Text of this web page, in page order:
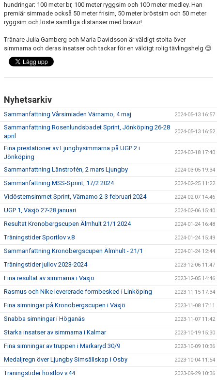
hundringar; 100 meter br, 100 meter ryggsim och 100 meter medley. Han
premiär simmade också 50 meter frisim, 50 meter bröstsim och 50 meter
ryggsim och löste samtliga distanser med bravur!
Tränare Julia Gamberg och Maria Davidsson är väldigt stolta över
simmarna och deras insatser och tackar för en väldigt rolig tävlingshelg 😊
Nyhetsarkiv
Sammanfattning Vårsimiaden Värnamo, 4 maj 2024-05-13 16:57
Sammanfattning Rosenlundsbadet Sprint, Jönköping 26-28
april
2024-05-13 16:52
Fina prestationer av Ljungbysimmarna på UGP 2 i
Jönköping
2024-03-18 17:40
Sammanfattning Länstrofén, 2 mars Ljungby 2024-03-05 19:34
Sammanfattning MSS-Sprint, 17/2 2024 2024-02-25 11:22
Vidösternsimmet Sprint, Värnamo 2-3 februari 2024 2024-02-07 14:46
UGP 1, Växjö 27-28 januari 2024-02-06 15:40
Resultat Kronobergscupen Älmhult 21/1 2024 2024-01-24 16:48
Träningstider Sportlov v.8 2024-01-24 15:49
Sammanfattning Kronobergscupen Älmhult - 21/1 2024-01-24 12:44
Träningstider jullov 2023-2024 2023-12-06 11:47
Fina resultat av simmarna i Växjö 2023-12-05 14:46
Rasmus och Nike levererade formbesked i Linköping 2023-11-15 17:34
Fina simningar på Kronobergscupen i Växjö 2023-11-08 17:11
Snabba simningar i Höganäs 2023-11-07 11:42
Starka insatser av simmarna i Kalmar 2023-10-19 15:30
Fina simningar av truppen i Markaryd 30/9 2023-10-09 10:36
Medaljregn över Ljungby Simsällskap i Osby 2023-10-04 11:54
Träningstider höstlov v.44 2023-09-29 10:36